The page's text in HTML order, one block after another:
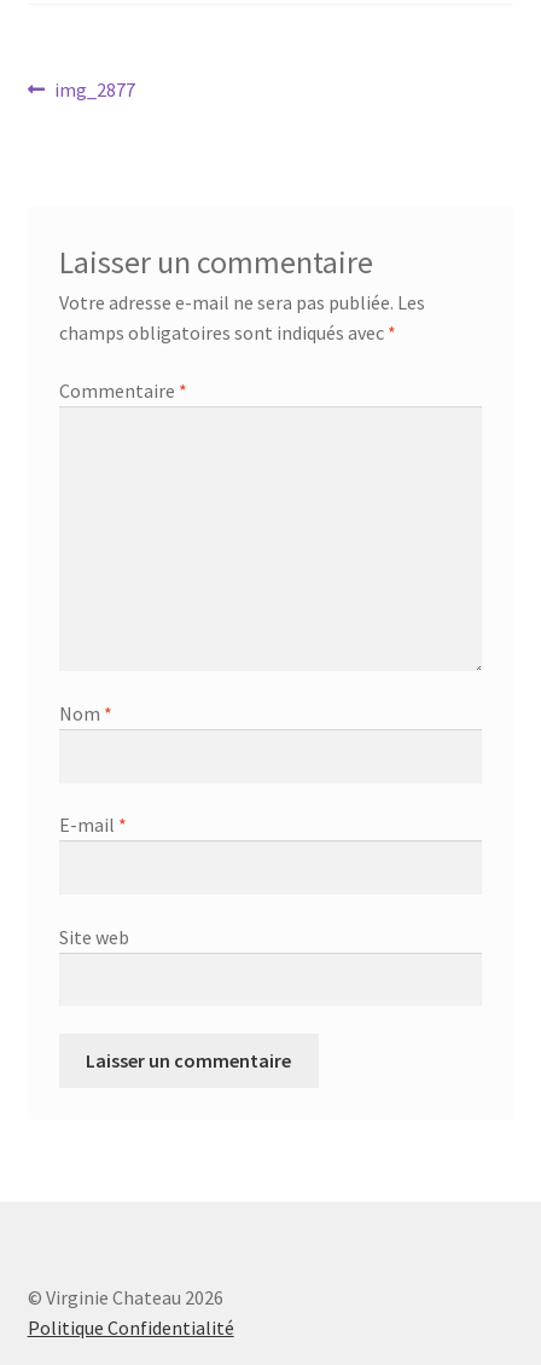
Navigation
Article
img_2877
Laisser un commentaire
Votre adresse e-mail ne sera pas publiée. Les
champs obligatoires sont indiqués avec *
Commentaire *
Nom *
E-mail *
Site web
© Virginie Chateau 2026
Politique Confidentialité